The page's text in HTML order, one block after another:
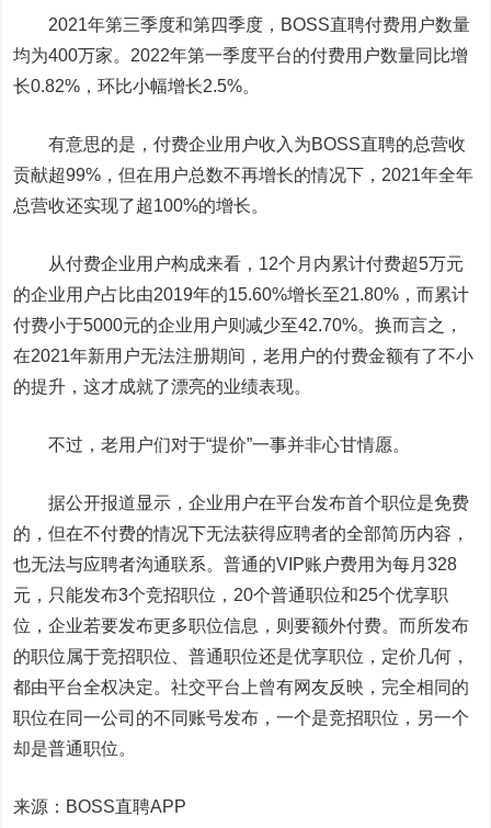
2021年第三季度和第四季度，BOSS直聘付费用户数量
均为400万家。2022年第一季度平台的付费用户数量同比增
长0.82%，环比小幅增长2.5%。
有意思的是，付费企业用户收入为BOSS直聘的总营收
贡献超99%，但在用户总数不再增长的情况下，2021年全年
总营收还实现了超100%的增长。
从付费企业用户构成来看，12个月内累计付费超5万元
的企业用户占比由2019年的15.60%增长至21.80%，而累计
付费小于5000元的企业用户则减少至42.70%。换而言之，
在2021年新用户无法注册期间，老用户的付费金额有了不小
的提升，这才成就了漂亮的业绩表现。
不过，老用户们对于“提价”一事并非心甘情愿。
据公开报道显示，企业用户在平台发布首个职位是免费
的，但在不付费的情况下无法获得应聘者的全部简历内容，
也无法与应聘者沟通联系。普通的VIP账户费用为每月328
元，只能发布3个竞招职位，20个普通职位和25个优享职
位，企业若要发布更多职位信息，则要额外付费。而所发布
的职位属于竞招职位、普通职位还是优享职位，定价几何，
都由平台全权决定。社交平台上曾有网友反映，完全相同的
职位在同一公司的不同账号发布，一个是竞招职位，另一个
却是普通职位。
来源：BOSS直聘APP